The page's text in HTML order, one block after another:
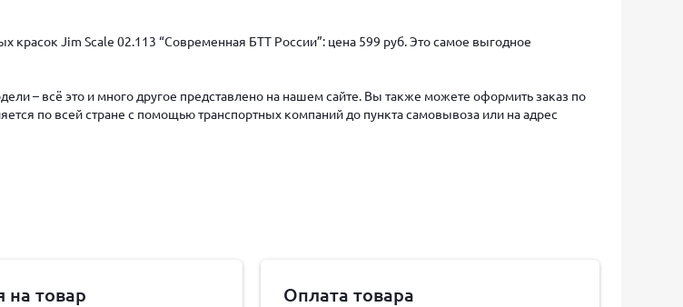
Jim Scale 02.113 “Современная БТТ России”: цена 599 руб. Это самое выгодное
– всё это и много другое представлено на нашем сайте. Вы также можете оформить заказ по
по всей стране с помощью транспортных компаний до пункта самовывоза или на адрес
на товар Оплата товара